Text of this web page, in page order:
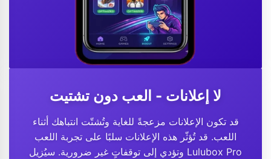
لا إعلانات - العب دون تشتيت
قد تكون الإعلانات مزعجةً للغاية وتُشتّت انتباهك أثناء
اللعب. قد تُؤثّر هذه الإعلانات سلبًا على تجربة اللعب
وتؤدي إلى توقفاتٍ غير ضرورية. سيُزيل Lulubox Pro